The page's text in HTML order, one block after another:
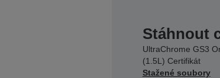
Stáhnout
UltraChrome GS3
(1.5L) Certifikát
Stažené soubory